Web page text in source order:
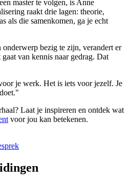
master te volgen, is Anne
raakt drie lagen: theorie,
als die samenkomen, ga je echt
onderwerp bezig te zijn, verandert er
van kennis naar gedrag. Dat
je werk. Het is iets voor jezelf. Je
Laat je inspireren en ontdek wat
voor jou kan betekenen.